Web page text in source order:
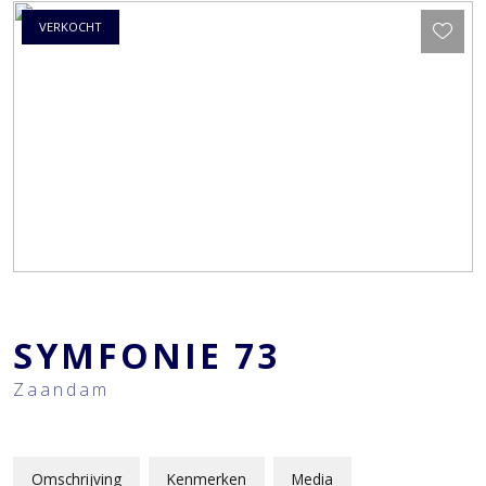
VERKOCHT
SYMFONIE 73
Zaandam
Omschrijving Kenmerken Media